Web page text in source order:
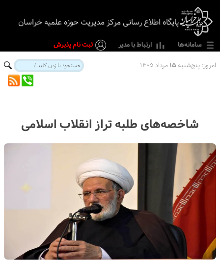
پایگاه اطلاع رسانی مرکز مدیریت حوزه علمیه خراسان
امروز:پنج‌شنبه ۱۵مرداد ۱۴۰۵
سامانه‌ها ارتباط با مدیر ثبت نام پذیرش
شاخصه‌های طلبه تراز انقلاب اسلامی